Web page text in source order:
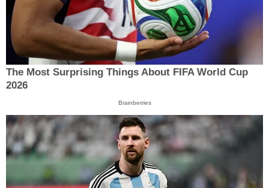
The Most Surprising Things About FIFA World Cup
2026
Brainberries